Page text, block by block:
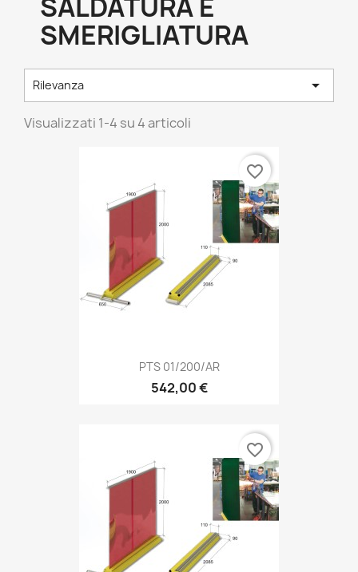
SALDATURA E
SMERIGLIATURA
Rilevanza 
Visualizzati 1-4 su 4 articoli
PTS 01/200/AR
542,00 €
favorite_border
favorite_border